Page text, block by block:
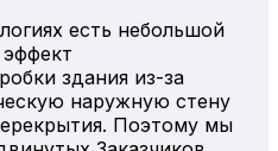
есть небольшой
здания из-за
наружную стену
Поэтому мы